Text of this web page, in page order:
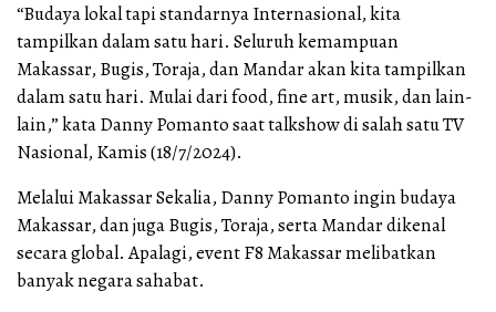
“Budaya lokal tapi standarnya Internasional, kita
tampilkan dalam satu hari. Seluruh kemampuan
Makassar, Bugis, Toraja, dan Mandar akan kita tampilkan
dalam satu hari. Mulai dari food, fine art, musik, dan lain-
lain,” kata Danny Pomanto saat talkshow di salah satu TV
Nasional, Kamis (18/7/2024).
Melalui Makassar Sekalia, Danny Pomanto ingin budaya
Makassar, dan juga Bugis, Toraja, serta Mandar dikenal
secara global. Apalagi, event F8 Makassar melibatkan
banyak negara sahabat.